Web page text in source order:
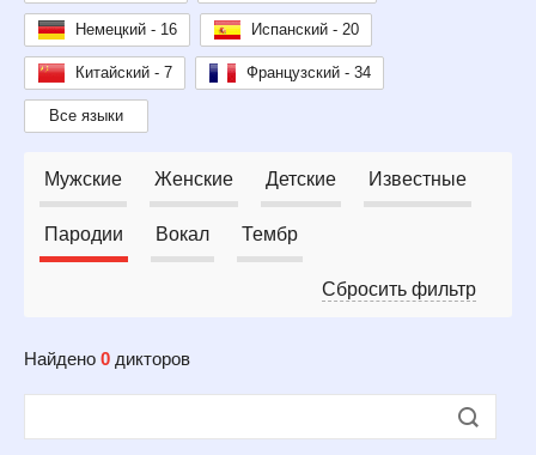
Немецкий - 16 Испанский - 20
Китайский - 7 Французский - 34
Все языки
Мужские Женские Детские Известные
Пародии Вокал Тембр
Сбросить фильтр
Найдено 0 дикторов